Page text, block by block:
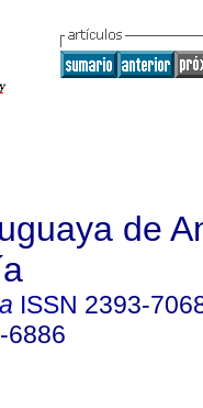
de
ISSN 2393-
6886